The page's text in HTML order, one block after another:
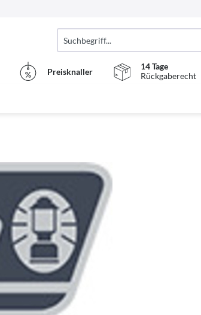
Preisknaller
14 Tage
Rückgaberecht